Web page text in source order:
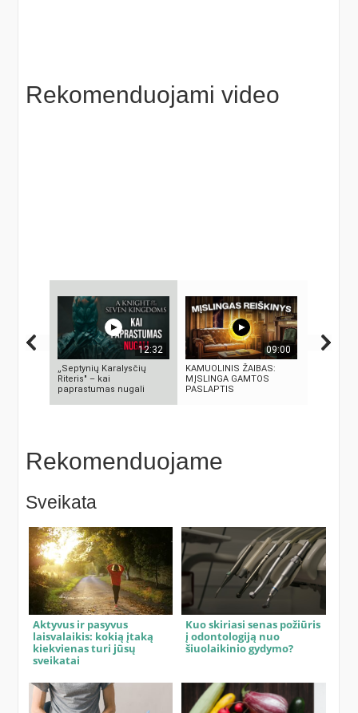
Rekomenduojami video
12:32
„Septynių Karalysčių
Riteris" – kai
paprastumas nugali
09:00
KAMUOLINIS ŽAIBAS:
MĮSLINGA GAMTOS
PASLAPTIS
Rekomenduojame
Sveikata
Aktyvus ir pasyvus
laisvalaikis: kokią įtaką
kiekvienas turi jūsų
sveikatai
Kuo skiriasi senas požiūris
į odontologiją nuo
šiuolaikinio gydymo?